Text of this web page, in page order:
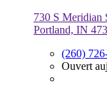
730 S Meridian
Portland, IN
(260)
Ouvert